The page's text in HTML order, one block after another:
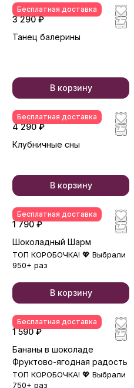
Бесплатная доставка
3 290 ₽
Танец балерины
В корзину
Бесплатная доставка
4 290 ₽
Клубничные сны
В корзину
Бесплатная доставка
1 790 ₽
Шоколадный Шарм
ТОП КОРОБОЧКА! 💖 Выбрали
950+ раз
В корзину
Бесплатная доставка
1 590 ₽
Бананы в шоколаде
Фруктово-ягодная радость
ТОП КОРОБОЧКА! 💖 Выбрали
750+ раз